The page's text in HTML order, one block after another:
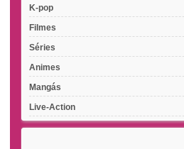
K-pop
Filmes
Séries
Animes
Mangás
Live-Action